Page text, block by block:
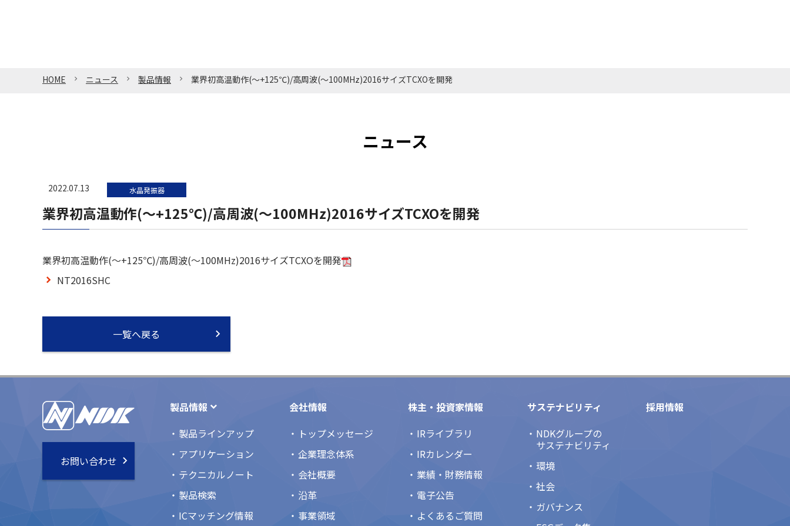
HOME ニュース 製品情報 業界初高温動作(～+125℃)/高周波(～100MHz)2016サイズTCXOを開発
ニュース
2022.07.13 水晶発振器
業界初高温動作(～+125℃)/高周波(～100MHz)2016サイズTCXOを開発
業界初高温動作(～+125℃)/高周波(～100MHz)2016サイズTCXOを開発
NT2016SHC
一覧へ戻る
お問い合わせ
製品情報
製品ラインアップ
アプリケーション
テクニカルノート
製品検索
ICマッチング情報
会社情報
トップメッセージ
企業理念体系
会社概要
沿革
事業領域
株主・投資家情報
IRライブラリ
IRカレンダー
業績・財務情報
電子公告
よくあるご質問
サステナビリティ
NDKグループの
サステナビリティ
環境
社会
ガバナンス
採用情報